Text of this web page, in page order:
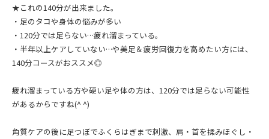
★これの140分が出来ました。
・足のタコや身体の悩みが多い
・120分では足らない…疲れ溜まっている。
・半年以上ケアしていない…や美足＆疲労回復力を高めたい方には、
140分コースがおススメ◎
疲れ溜まっている方や硬い足や体の方は、120分では足らない可能性
があるからですね(^ ^)
角質ケアの後に足つぼでふくらはぎまで刺激、肩・首を揉みほぐし・